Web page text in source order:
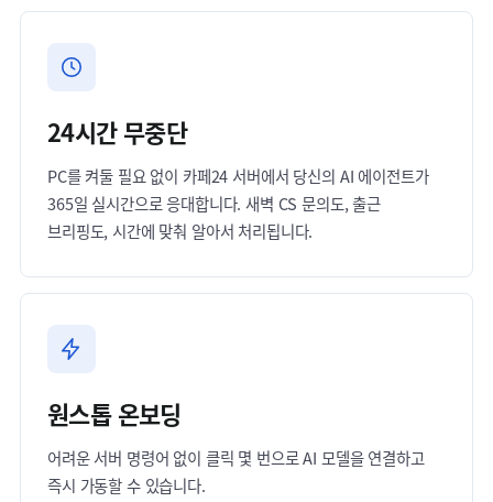
24시간 무중단
PC를 켜둘 필요 없이 카페24 서버에서 당신의 AI 에이전트가
365일 실시간으로 응대합니다. 새벽 CS 문의도, 출근
브리핑도, 시간에 맞춰 알아서 처리됩니다.
원스톱 온보딩
어려운 서버 명령어 없이 클릭 몇 번으로 AI 모델을 연결하고
즉시 가동할 수 있습니다.